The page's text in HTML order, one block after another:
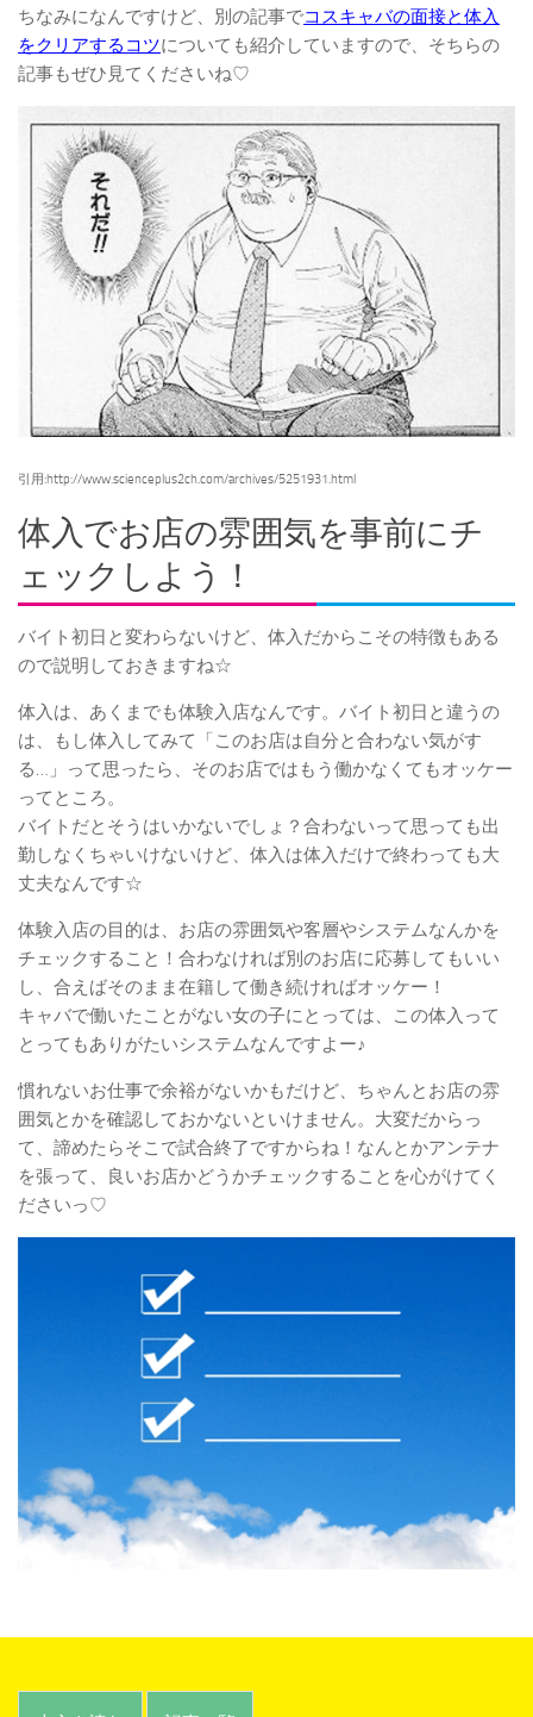
ちなみになんですけど、別の記事でコスキャバの面接と体入
をクリアするコツについても紹介していますので、そちらの
記事もぜひ見てくださいね♡
引用:http://www.scienceplus2ch.com/archives/5251931.html
体入でお店の雰囲気を事前にチ
ェックしよう！
バイト初日と変わらないけど、体入だからこその特徴もある
ので説明しておきますね☆
体入は、あくまでも体験入店なんです。バイト初日と違うの
は、もし体入してみて「このお店は自分と合わない気がす
る…」って思ったら、そのお店ではもう働かなくてもオッケー
ってところ。
バイトだとそうはいかないでしょ？合わないって思っても出
勤しなくちゃいけないけど、体入は体入だけで終わっても大
丈夫なんです☆
体験入店の目的は、お店の雰囲気や客層やシステムなんかを
チェックすること！合わなければ別のお店に応募してもいい
し、合えばそのまま在籍して働き続ければオッケー！
キャバで働いたことがない女の子にとっては、この体入って
とってもありがたいシステムなんですよー♪
慣れないお仕事で余裕がないかもだけど、ちゃんとお店の雰
囲気とかを確認しておかないといけません。大変だからっ
て、諦めたらそこで試合終了ですからね！なんとかアンテナ
を張って、良いお店かどうかチェックすることを心がけてく
ださいっ♡